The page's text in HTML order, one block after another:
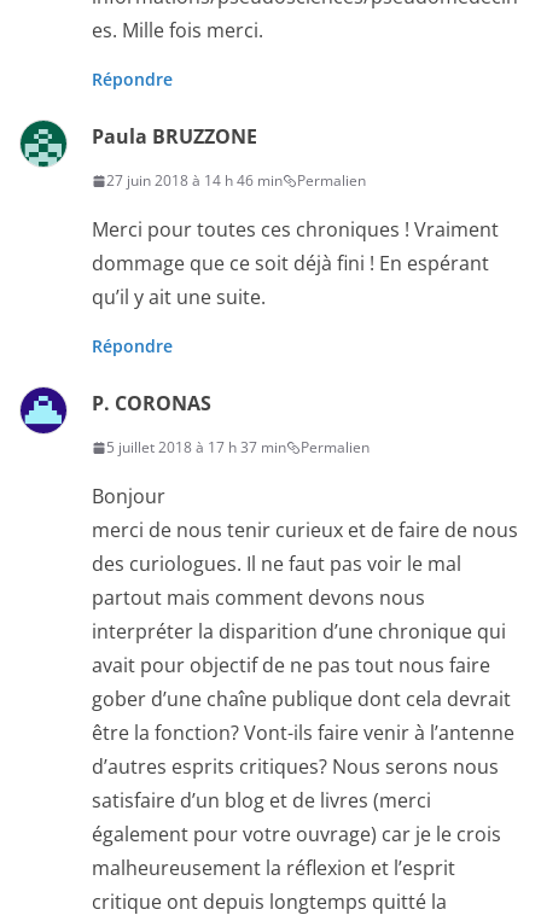
es. Mille fois merci.
Répondre
Paula BRUZZONE
27 juin 2018 à 14 h 46 min Permalien
Merci pour toutes ces chroniques ! Vraiment
dommage que ce soit déjà fini ! En espérant
qu’il y ait une suite.
Répondre
P. CORONAS
5 juillet 2018 à 17 h 37 min Permalien
Bonjour
merci de nous tenir curieux et de faire de nous
des curiologues. Il ne faut pas voir le mal
partout mais comment devons nous
interpréter la disparition d’une chronique qui
avait pour objectif de ne pas tout nous faire
gober d’une chaîne publique dont cela devrait
être la fonction? Vont-ils faire venir à l’antenne
d’autres esprits critiques? Nous serons nous
satisfaire d’un blog et de livres (merci
également pour votre ouvrage) car je le crois
malheureusement la réflexion et l’esprit
critique ont depuis longtemps quitté la